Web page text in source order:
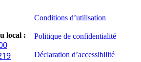
local :
Conditions d’utilisation
Politique de confidentialité
Déclaration d’accessibilité